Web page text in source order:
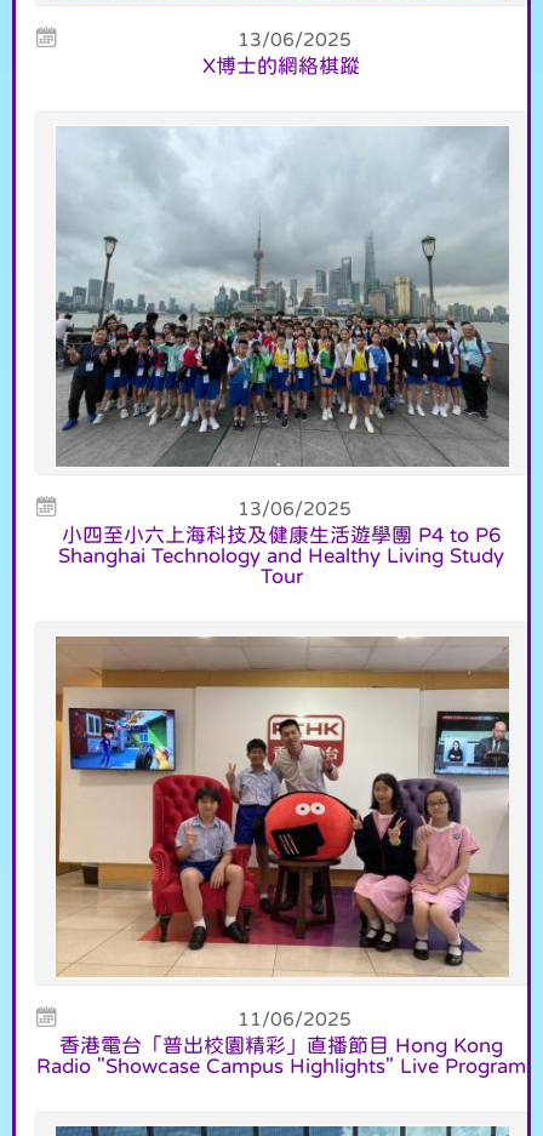
13/06/2025
X博士的網絡棋蹤
13/06/2025
小四至小六上海科技及健康生活遊學團 P4 to P6
Shanghai Technology and Healthy Living Study
Tour
11/06/2025
香港電台「普出校園精彩」直播節目 Hong Kong
Radio "Showcase Campus Highlights" Live Program